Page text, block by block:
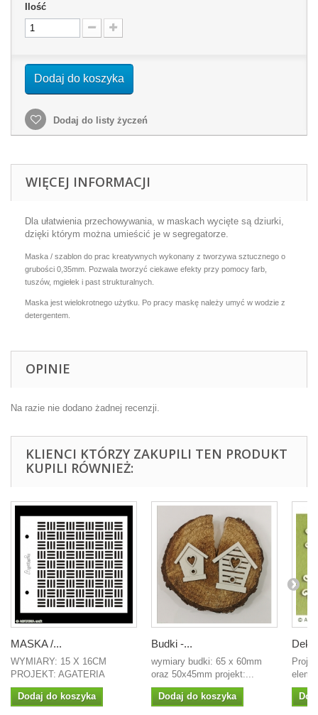
Ilość
Dodaj do koszyka
Dodaj do listy życzeń
WIĘCEJ INFORMACJI
Dla ułatwienia przechowywania, w maskach wycięte są dziurki,
dzięki którym można umieścić je w segregatorze.
Maska / szablon do prac kreatywnych wykonany z tworzywa sztucznego o
grubości 0,35mm. Pozwala tworzyć ciekawe efekty przy pomocy farb,
tuszów, mgiełek i past strukturalnych.
Maska jest wielokrotnego użytku. Po pracy maskę należy umyć w wodzie z
detergentem.
OPINIE
Na razie nie dodano żadnej recenzji.
KLIENCI KTÓRZY ZAKUPILI TEN PRODUKT
KUPILI RÓWNIEŻ:
MASKA /...
WYMIARY: 15 X 16CM
PROJEKT: AGATERIA
Dodaj do koszyka
Budki -...
wymiary budki: 65 x 60mm
oraz 50x45mm projekt:...
Dodaj do koszyka